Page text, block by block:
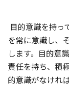
目的意識を持っ
を常に意識し、
します。目的意
責任を持ち、積
的意識がなけれ